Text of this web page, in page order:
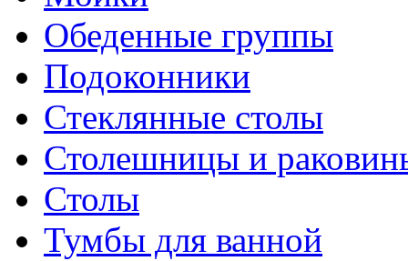
Обеденные группы
Подоконники
Стеклянные столы
Столешницы и
Столы
Тумбы для ванной